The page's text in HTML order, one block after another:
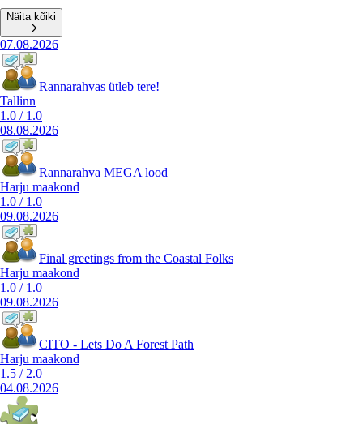
Näita kõiki
07.08.2026
Rannarahvas ütleb tere!
Tallinn
1.0 / 1.0
08.08.2026
Rannarahva MEGA lood
Harju maakond
1.0 / 1.0
09.08.2026
Final greetings from the Coastal Folks
Harju maakond
1.0 / 1.0
09.08.2026
CITO - Lets Do A Forest Path
Harju maakond
1.5 / 2.0
04.08.2026